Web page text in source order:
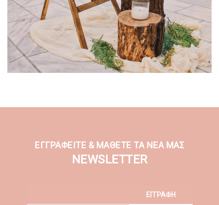
ΕΓΓΡΑΦΕΙΤΕ & ΜΑΘΕΤΕ ΤΑ ΝΕΑ ΜΑΣ
NEWSLETTER
ΕΓΓΡΑΦΗ